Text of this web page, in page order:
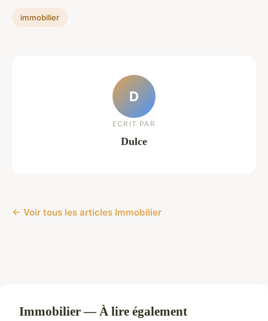
immobilier
D
ECRIT PAR
Dulce
← Voir tous les articles Immobilier
Immobilier — À lire également